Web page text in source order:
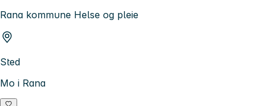
Rana kommune Helse og pleie
Sted
Mo i Rana